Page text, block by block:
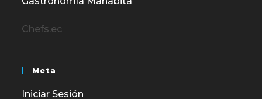
Chefs.ec
Meta
Iniciar Sesión